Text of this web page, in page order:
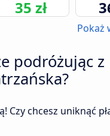
35 zł
Pokaż
podróżując
Czy chcesz uniknąć